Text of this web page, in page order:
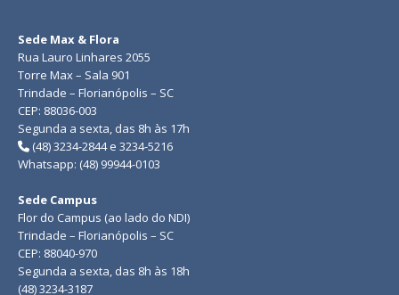
Sede Max & Flora
Rua Lauro Linhares 2055
Torre Max – Sala 901
Trindade – Florianópolis – SC
CEP: 88036-003
Segunda a sexta, das 8h às 17h
(48) 3234-2844 e 3234-5216
Whatsapp: (48) 99944-0103
Sede Campus
Flor do Campus (ao lado do NDI)
Trindade – Florianópolis – SC
CEP: 88040-970
Segunda a sexta, das 8h às 18h
(48) 3234-3187